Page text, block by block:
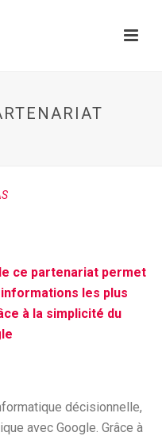
ce partenariat permet
les plus
à la simplicité du
décisionnelle,
avec Google. Grâce à